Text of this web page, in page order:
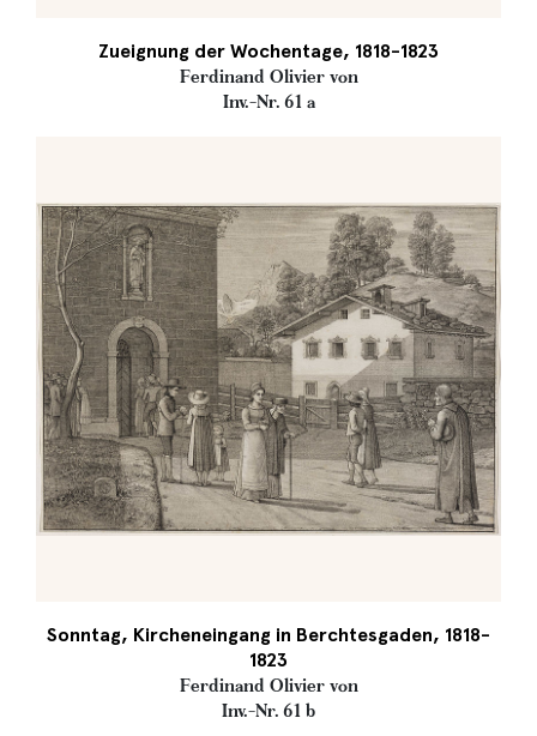
Zueignung der Wochentage, 1818-1823
Ferdinand Olivier von
Inv.-Nr. 61 a
Sonntag, Kircheneingang in Berchtesgaden, 1818-
1823
Ferdinand Olivier von
Inv.-Nr. 61 b